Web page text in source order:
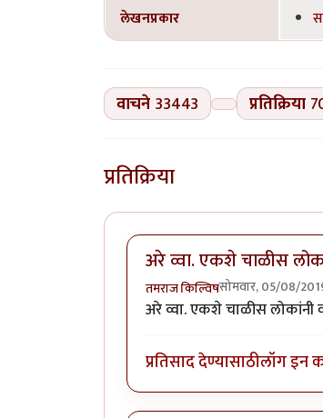
लेखनप्रकार
वाचने 33443 प्रतिक्रिया
प्रतिक्रिया
अरे व्वा. एकशे चाळीस
तमराज किल्विषसोमवार, 05/08/
अरे व्वा. एकशे चाळीस लोकांनी
प्रतिसाद देण्यासाठीलॉग इन